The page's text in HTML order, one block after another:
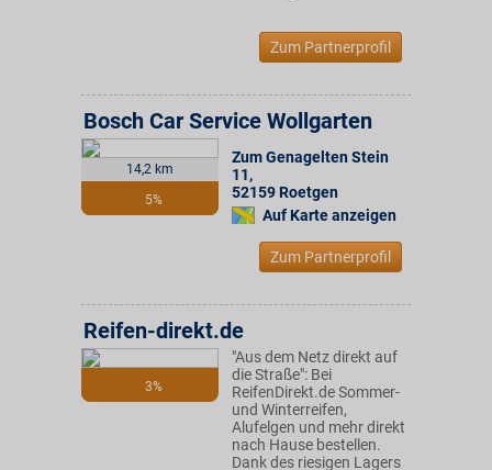
Zum Partnerprofil
14,2 km
5%
Bosch Car Service Wollgarten
Zum Genagelten Stein
11,
52159 Roetgen
Auf Karte anzeigen
Zum Partnerprofil
3%
Reifen-direkt.de
"Aus dem Netz direkt auf
die Straße": Bei
ReifenDirekt.de Sommer-
und Winterreifen,
Alufelgen und mehr direkt
nach Hause bestellen.
Dank des riesigen Lagers